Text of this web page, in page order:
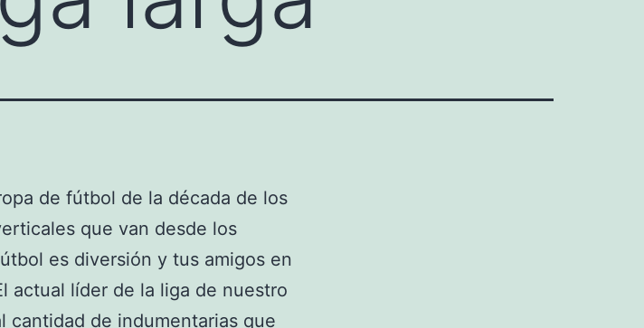
de fútbol de la década de los
que van desde los
es diversión y tus amigos en
actual líder de la liga de nuestro
cantidad de indumentarias que